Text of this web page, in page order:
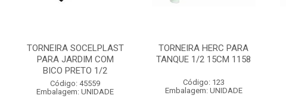
TORNEIRA SOCELPLAST
PARA JARDIM COM
BICO PRETO 1/2
Código: 45559
Embalagem: UNIDADE
TORNEIRA HERC PARA
TANQUE 1/2 15CM 1158
Código: 123
Embalagem: UNIDADE